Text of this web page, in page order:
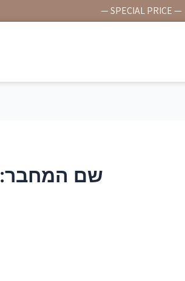
— SPECIAL PRICE —
שם המחבר: labgdiamond